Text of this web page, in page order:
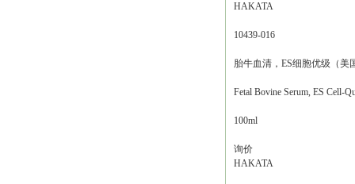
HAKATA
10439-016
胎牛血清，ES细胞优级（美
Fetal Bovine Serum, ES Cell-
100ml
询价
HAKATA